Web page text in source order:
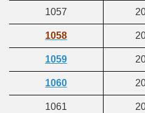
1057
1058
1059
1060
1061